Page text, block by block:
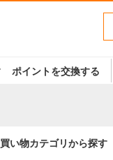
ポイントを交換する
い物カテゴリから探す